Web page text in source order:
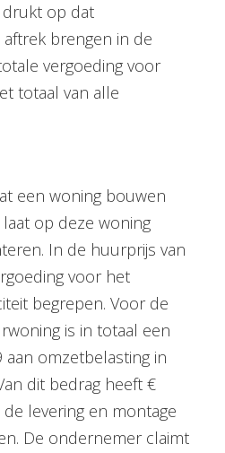
drukt op dat
brengen in de
vergoeding voor
totaal van alle
een woning bouwen
op deze woning
In de huurprijs van
voor het
begrepen. Voor de
is in totaal een
aan omzetbelasting in
dit bedrag heeft €
levering en montage
De ondernemer claimt